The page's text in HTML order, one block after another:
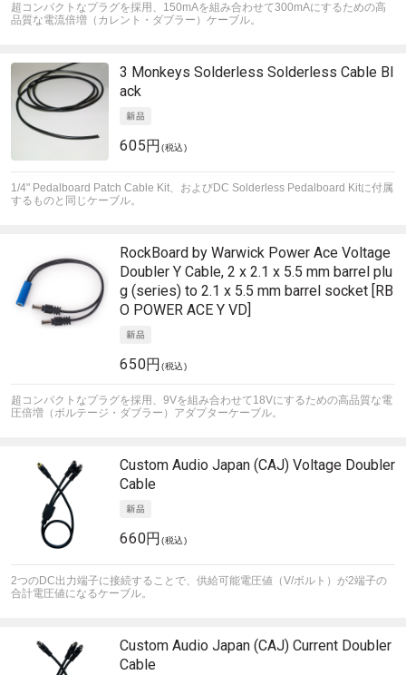
超コンパクトなプラグを採用、150mAを組み合わせて300mAにするための高
品質な電流倍増（カレント・ダブラー）ケーブル。
3 Monkeys Solderless Solderless Cable Bl
ack
605円(税込)
1/4" Pedalboard Patch Cable Kit、およびDC Solderless Pedalboard Kitに付属
するものと同じケーブル。
RockBoard by Warwick Power Ace Voltage
Doubler Y Cable, 2 x 2.1 x 5.5 mm barrel plu
g (series) to 2.1 x 5.5 mm barrel socket [RB
O POWER ACE Y VD]
650円(税込)
超コンパクトなプラグを採用、9Vを組み合わせて18Vにするための高品質な電
圧倍増（ボルテージ・ダブラー）アダプターケーブル。
Custom Audio Japan (CAJ) Voltage Doubler
Cable
660円(税込)
2つのDC出力端子に接続することで、供給可能電圧値（V/ボルト）が2端子の
合計電圧値になるケーブル。
Custom Audio Japan (CAJ) Current Doubler
Cable